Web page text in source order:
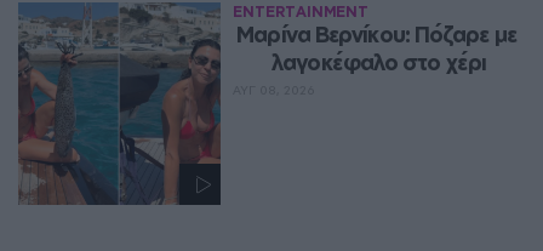
ENTERTAINMENT
Μαρίνα Βερνίκου: Πόζαρε με
λαγοκέφαλο στο χέρι